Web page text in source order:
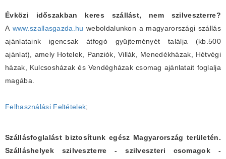
Évközi időszakban keres szállást, nem szilveszterre?
A www.szallasgazda.hu weboldalunkon a magyarországi szállás
ajánlataink igencsak átfogó gyüjteményét találja (kb.500
ajánlat), amely Hotelek, Panziók, Villák, Menedékházak, Hétvégi
házak, Kulcsosházak és Vendégházak csomag ajánlatait foglalja
magába.
Felhasználási Feltételek;
Szállásfoglalást biztosítunk egész Magyarország területén.
Szálláshelyek szilveszterre - szilveszteri csomagok -